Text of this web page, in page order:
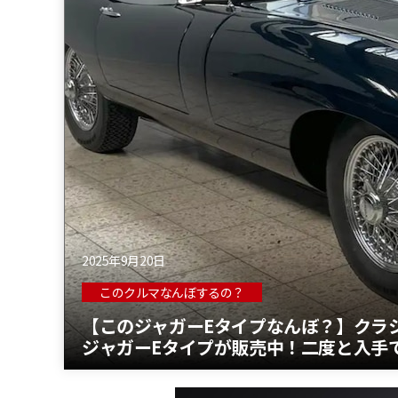
2025年9月20日
このクルマなんぼするの？
【このジャガーEタイプなんぼ？】ク
ジャガーEタイプが販売中！二度と入手